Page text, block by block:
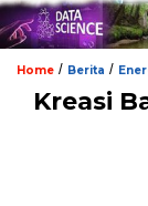
Home / Berita /
Kreasi